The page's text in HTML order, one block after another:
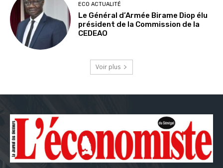
ECO ACTUALITÉ
Le Général d’Armée Birame Diop élu
président de la Commission de la
CEDEAO
Voir plus